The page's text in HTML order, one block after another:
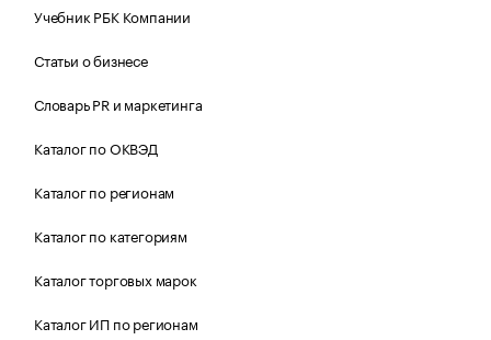
Учебник РБК Компании
Статьи о бизнесе
Словарь PR и маркетинга
Каталог по ОКВЭД
Каталог по регионам
Каталог по категориям
Каталог торговых марок
Каталог ИП по регионам